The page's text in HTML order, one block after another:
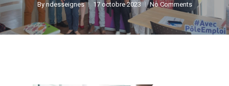
By ndesseignes 17 octobre 2023 No Comments